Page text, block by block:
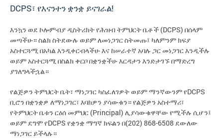
DCPS፣ የእናንተን ቋንቋ ይናገራል!
እንኳን ወደ ኮሎምብያ ዲስትሪክት የሕዝብ ትምህርት ቤቶች (DCPS) በሰላም
መጣችሁ። ስልክ ስትደውሉ ወይም ለመነጋገር ስትመጡ፤ ካለምንም ክፍያ
አስተርጓሚ በአካል እንዲቀርብላችሁ እና ከሠራተኛ አባሉ ጋር መነጋገር እንዲችሉ
ወይም አስተርጓሚ በስልክ ቀርቦ በቋንቋችሁ እርዳታን እንድታገኙ በማድረግ
ያገለግላችኋል።
የልጅዎን ትምህርት ቤት፣ ማነጋገር ካስፈለገዎት ወይም ማንኛውንም የDCPS
ቢሮን በቋንቋዎ ለማነጋገር፣ እባክዎን ያሳውቁን። የልጅዎን አስተማሪ፣
የትምህርት ቤቱን ርዕሰ መምህር (Principal) ሊያሳውቁዋቸው የሚችሉ ሲሆን፤
ወይም ደግሞ የDCPS የቋንቋ ማግኛ ክፍልን በ(202) 868-6508 ደውለው
ማነጋገር ይችላሉ።